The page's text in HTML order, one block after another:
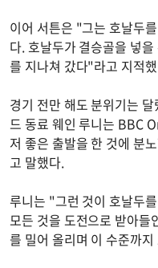
이어 서튼은 "그는 호날두
다. 호날두가 결승골을 넣
를 지나쳐 갔다"라고 지적
경기 전만 해도 분위기는
드 동료 웨인 루니는 BBC
저 좋은 출발을 한 것에 분
고 말했다.
루니는 "그런 것이 호날두
모든 것을 도전으로 받아들
를 밀어 올리며 이 수준까